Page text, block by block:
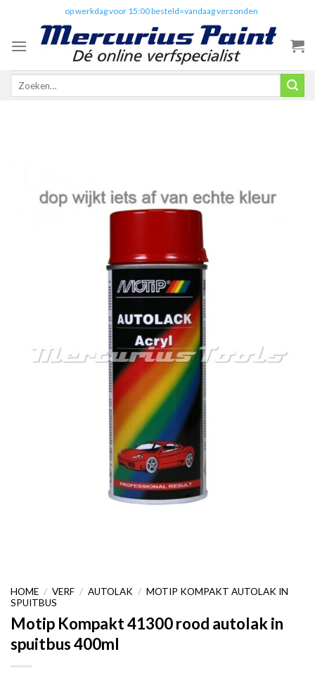
content
op werkdag voor 15:00 besteld=vandaag verzonden
Zoeken
HOME / VERF / AUTOLAK / MOTIP KOMPAKT AUTOLAK IN
SPUITBUS
Motip Kompakt 41300 rood autolak in
spuitbus 400ml